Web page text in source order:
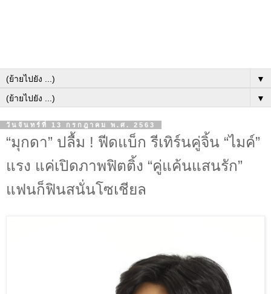
▼
▼
วันจันทร์ที่ 13 กรกฎาคม พ.ศ. 2563
“มุกดา” ปลื้ม ! ฟีดแบ็ก รีเทิร์นคู่จิ้น “ไมค์”
แรง แค่เปิดภาพฟิตติ้ง “คู่แค้นแสนรัก”
แฟนก็ฟินสนั่นโซเชียล